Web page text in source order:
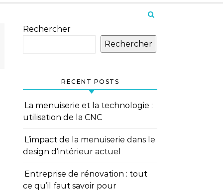
Rechercher
Rechercher
RECENT POSTS
La menuiserie et la technologie :
utilisation de la CNC
L’impact de la menuiserie dans le
design d’intérieur actuel
Entreprise de rénovation : tout
ce qu’il faut savoir pour